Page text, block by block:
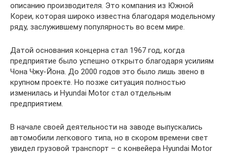
описанию производителя. Это компания из Южной
Кореи, которая широко известна благодаря модельному
ряду, заслужившему популярность во всем мире.
Датой основания концерна стал 1967 год, когда
предприятие было успешно открыто благодаря усилиям
Чона Чжу-Йона. До 2000 годов это было лишь звено в
крупном проекте. Но позже ситуация полностью
изменилась и Hyundai Motor стал отдельным
предприятием.
В начале своей деятельности на заводе выпускались
автомобили легкового типа, но в скором времени свет
увидел грузовой транспорт – с конвейера Hyundai Motor